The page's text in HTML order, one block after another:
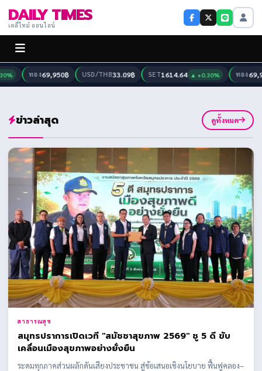
DAILY TIMES
เดลี่ไทม์ ออนไลน์
ทอง 69,950฿ USD/THB33.09฿ SET 1614.64 ▲ +0.30% ทอง 69,950฿
ข่าวล่าสุด ดูทั้งหมด
สาธารณสุข
สมุทรปราการเปิดเวที "สมัชชาสุขภาพ 2569" ชู 5 ดี ขับ
เคลื่อนเมืองสุขภาพอย่างยั่งยืน
ระดมทุกภาคส่วนผลักดันเสียงประชาชน สู่ข้อเสนอเชิงนโยบาย ฟื้นฟูคลอง–